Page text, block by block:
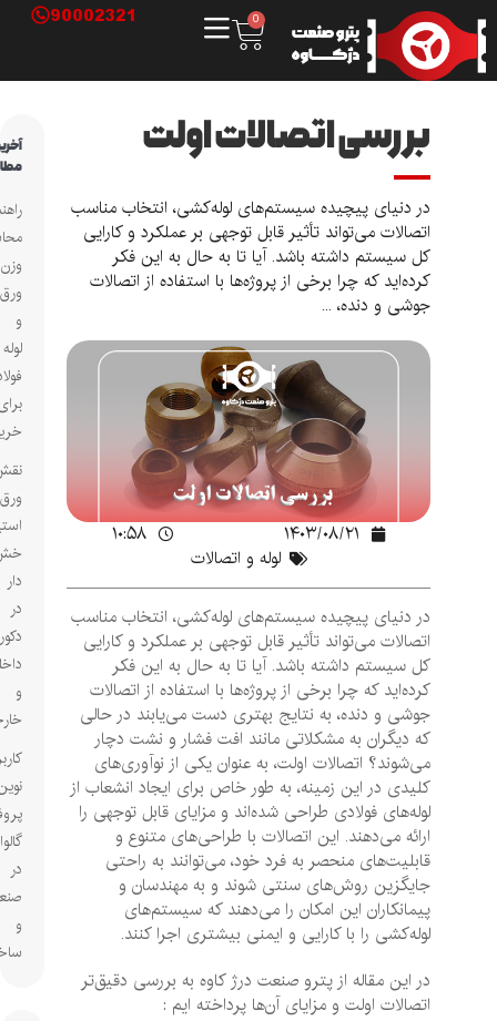
90002321
بررسی اتصالات اولت
در دنیای پیچیده سیستم‌های لوله‌کشی، انتخاب مناسب
اتصالات می‌تواند تأثیر قابل توجهی بر عملکرد و کارایی
کل سیستم داشته باشد. آیا تا به حال به این فکر
کرده‌اید که چرا برخی از پروژه‌ها با استفاده از اتصالات
جوشی و دنده، ...
۱۴۰۳/۰۸/۲۱
۱۰:۵۸
لوله و اتصالات
در دنیای پیچیده سیستم‌های لوله‌کشی، انتخاب مناسب
اتصالات می‌تواند تأثیر قابل توجهی بر عملکرد و کارایی
کل سیستم داشته باشد. آیا تا به حال به این فکر
کرده‌اید که چرا برخی از پروژه‌ها با استفاده از اتصالات
جوشی و دنده، به نتایج بهتری دست می‌یابند در حالی
که دیگران به مشکلاتی مانند افت فشار و نشت دچار
می‌شوند؟ اتصالات اولت، به عنوان یکی از نوآوری‌های
کلیدی در این زمینه، به طور خاص برای ایجاد انشعاب از
لوله‌های فولادی طراحی شده‌اند و مزایای قابل توجهی را
ارائه می‌دهند. این اتصالات با طراحی‌های متنوع و
قابلیت‌های منحصر به فرد خود، می‌توانند به راحتی
جایگزین روش‌های سنتی شوند و به مهندسان و
پیمانکاران این امکان را می‌دهند که سیستم‌های
لوله‌کشی را با کارایی و ایمنی بیشتری اجرا کنند.
در این مقاله از پترو صنعت درژ کاوه به بررسی دقیق‌تر
اتصالات اولت و مزایای آن‌ها پرداخته ایم :
راهنمای
خریداران
دکوراسیون
کاربردهای
پروفیل‌های
گالوانیزه
ساختمان